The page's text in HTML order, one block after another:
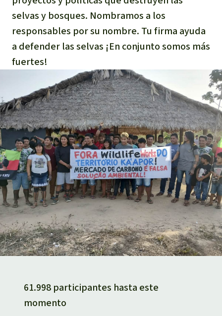
selvas y bosques. Nombramos a los
responsables por su nombre. Tu firma ayuda
a defender las selvas ¡En conjunto somos más
fuertes!
61.998 participantes hasta este
momento